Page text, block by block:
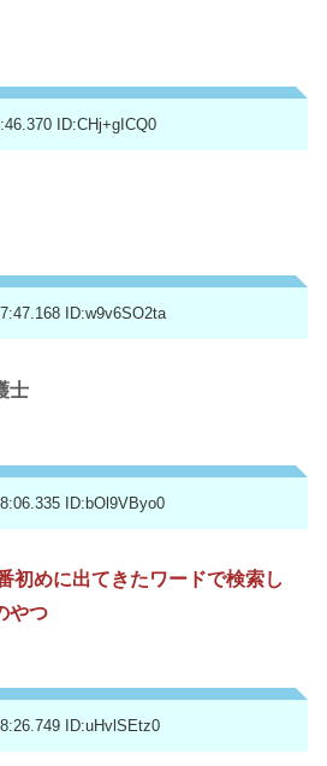
ID:CHj+gICQ0
ID:w9v6SO2ta
士
ID:bOl9VByo0
初めに出てきたワードで検索し
やつ
ID:uHvlSEtz0